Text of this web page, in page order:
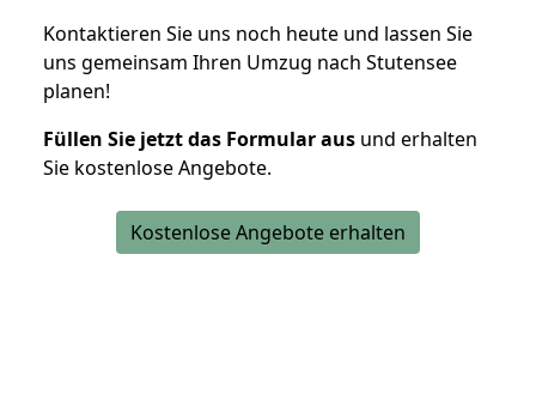
Kontaktieren Sie uns noch heute und lassen Sie
uns gemeinsam Ihren Umzug nach Stutensee
planen!
Füllen Sie jetzt das Formular aus und erhalten
Sie kostenlose Angebote.
Kostenlose Angebote erhalten